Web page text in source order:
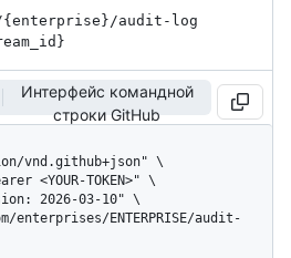
{enterprise}/audit-log
id}
Интерфейс командной
строки GitHub